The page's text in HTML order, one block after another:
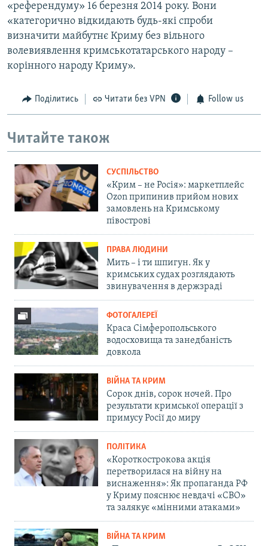
«референдуму» 16 березня 2014 року. Вони
«категорично відкидають будь-які спроби
визначити майбутнє Криму без вільного
волевиявлення кримськотатарського народу –
корінного народу Криму».
Поділитись Читати без VPN Follow us
Читайте також
СУСПІЛЬСТВО
«Крим – не Росія»: маркетплейс
Ozon припинив прийом нових
замовлень на Кримському
півострові
ПРАВА ЛЮДИНИ
Мить – і ти шпигун. Як у
кримських судах розглядають
звинувачення в держзраді
ФОТОГАЛЕРЕЇ
Краса Сімферопольського
водосховища та занедбаність
довкола
ВІЙНА ТА КРИМ
Сорок днів, сорок ночей. Про
результати кримської операції з
примусу Росії до миру
ПОЛІТИКА
«Короткострокова акція
перетворилася на війну на
виснаження»: Як пропаганда РФ
у Криму пояснює невдачі «СВО»
та залякує «мінними атаками»
ВІЙНА ТА КРИМ